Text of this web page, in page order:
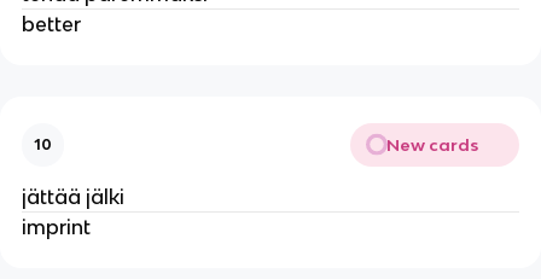
better
10 New cards
jättää jälki
imprint